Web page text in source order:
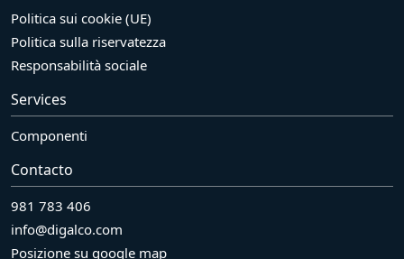
Politica sui cookie (UE)
Politica sulla riservatezza
Responsabilità sociale
Services
Componenti
Contacto
981 783 406
info@digalco.com
Posizione su google map